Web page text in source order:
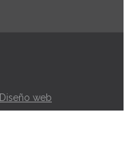
Diseño web